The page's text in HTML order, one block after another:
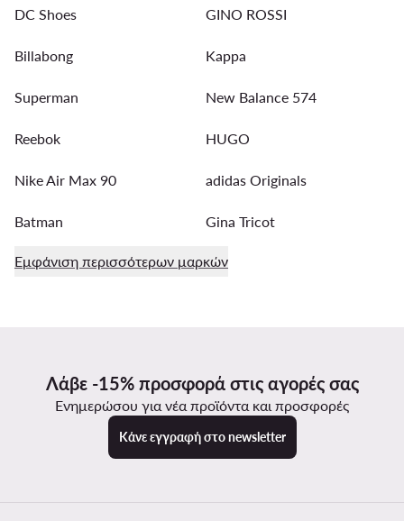
DC Shoes GINO ROSSI
Billabong Kappa
Superman New Balance 574
Reebok HUGO
Nike Air Max 90 adidas Originals
Batman Gina Tricot
Εμφάνιση περισσότερων μαρκών
Λάβε -15% προσφορά στις αγορές σας
Ενημερώσου για νέα προϊόντα και προσφορές
Κάνε εγγραφή στο newsletter